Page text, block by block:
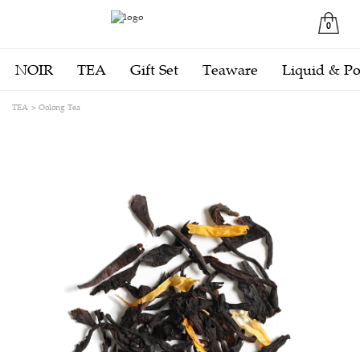
0
NOIR TEA Gift Set Teaware Liquid &
TEA Oolong Tea